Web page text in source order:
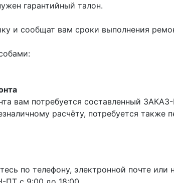
гарантийный талон.
и сообщат вам сроки выполнения
вам потребуется составленный
расчёту, потребуется также
по телефону, электронной почте или